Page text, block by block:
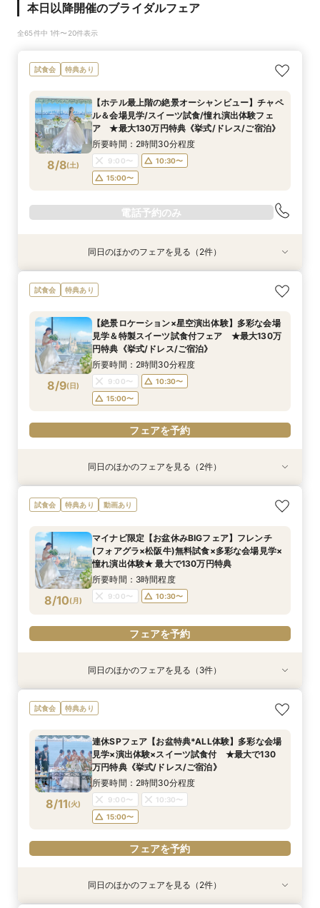
本日以降開催のブライダルフェア
全65件中 1件〜20件表示
試食会 特典あり
8/8(土)
【ホテル最上階の絶景オーシャンビュー】チャペ
ル＆会場見学/スイーツ試食/憧れ演出体験フェ
ア ★最大130万円特典《挙式/ドレス/ご宿泊》
所要時間：2時間30分程度
9:00〜
10:30〜
15:00〜
電話予約のみ
特典あり
8/8(土)
【しっかりお見積り比較×何でも相談】安心ブラ
イダル相談会 ★豪華特典付（挙式/ドレス/ご宿
所要時間：2時間30分程度
11:00〜
13:00〜
15:00〜
電話予約のみ
特典あり
8/8(土)
【最短1ヶ月の準備OK☆】少人数ウエディング相
談フェア（10名/57万円～）
11:00〜 15:00〜
電話予約のみ
同日のほかのフェアを見る（2件）
試食会 特典あり
8/9(日)
【絶景ロケーション×星空演出体験】多彩な会場
見学＆特製スイーツ試食付フェア ★最大130万
円特典《挙式/ドレス/ご宿泊》
所要時間：2時間30分程度
9:00〜
10:30〜
15:00〜
フェアを予約
特典あり
8/9(日)
【しっかりお見積り比較×何でも相談】安心ブラ
イダル相談会 ★豪華特典付（挙式/ドレス/ご宿
所要時間：2時間30分程度
11:00〜
13:00〜
15:00〜
特典あり
8/9(日)
【最短1ヶ月の準備OK☆】少人数ウエディング相
談フェア（10名/57万円～）
11:00〜 15:00〜
フェアを予約
同日のほかのフェアを見る（2件）
試食会 特典あり 動画あり
8/10(月)
マイナビ限定【お盆休みBIGフェア】フレンチ
(フォアグラ×松阪牛)無料試食×多彩な会場見学×
憧れ演出体験★ 最大で130万円特典
所要時間：3時間程度
9:00〜 10:30〜
フェアを予約
特典あり
8/10(月)
連休SPフェア【お盆特典*ALL体験】多彩な会場
見学×演出体験×スイーツ試食付 ★最大で130
所要時間：2時間30分程度
9:00〜
10:30〜
15:00〜
フェアを予約
特典あり
8/10(月)
【しっかりお見積り比較×何でも相談】安心ブラ
イダル相談会 ★豪華特典付（挙式/ドレス/ご宿
所要時間：2時間30分程度
11:00〜
13:00〜
15:00〜
フェアを予約
特典あり
8/10(月)
【最短1ヶ月の準備OK☆】少人数ウエディング相
談フェア（10名/57万円～）
11:00〜 15:00〜
フェアを予約
同日のほかのフェアを見る（3件）
試食会 特典あり
8/11(火)
連休SPフェア【お盆特典*ALL体験】多彩な会場
見学×演出体験×スイーツ試食付 ★最大で130
万円特典《挙式/ドレス/ご宿泊》
所要時間：2時間30分程度
9:00〜
10:30〜
15:00〜
フェアを予約
特典あり
特典あり同日のほかのフェアを見る（2件）